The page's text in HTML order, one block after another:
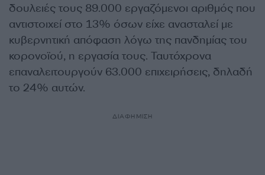
δουλειές τους 89.000 εργαζόμενοι αριθμός που
αντιστοιχεί στο 13% όσων είχε ανασταλεί με
κυβερνητική απόφαση λόγω της πανδημίας του
κορονοϊού, η εργασία τους. Ταυτόχρονα
επαναλειτουργούν 63.000 επιχειρήσεις, δηλαδή
το 24% αυτών.
ΔΙΑΦΗΜΙΣΗ